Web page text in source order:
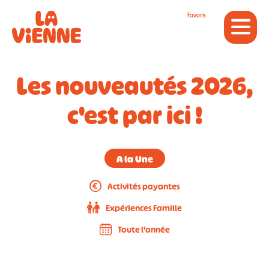
Favoris
Les nouveautés 2026,
c'est par ici !
A la Une
Activités payantes
Expériences Famille
Toute l'année